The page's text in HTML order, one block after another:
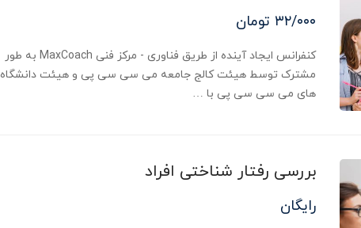
۳۲/۰۰۰ تومان
کنفرانس ایجاد آینده از طریق فناوری - مرکز فنی MaxCoach به طور
مشترک توسط هیئت کالج جامعه می سی سی پی و هیئت دانشگاه
های می سی سی پی با …
بررسی رفتار شناختی افراد
رایگان